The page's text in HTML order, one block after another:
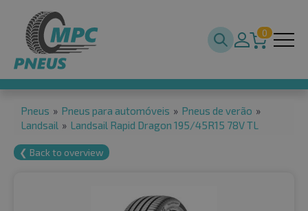
0
Pneus » Pneus para automóveis » Pneus de verão »
Landsail » Landsail Rapid Dragon 195/45R15 78V TL
❮ Back to overview